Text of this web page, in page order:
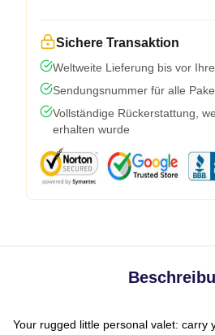
Sichere Transaktion
Weltweite Lieferung bis vor
Sendungsnummer für alle
Vollständige Rückerstattung,
erhalten wurde
Your rugged little personal valet: carry